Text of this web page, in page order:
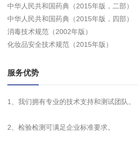
中华人民共和国药典（2015年版，二部）
中华人民共和国药典（2015年版，四部）
消毒技术规范（2002年版）
化妆品安全技术规范（2015年版）
服务优势
1、我们拥有专业的技术支持和测试团队。
2、检验检测可满足企业标准要求。